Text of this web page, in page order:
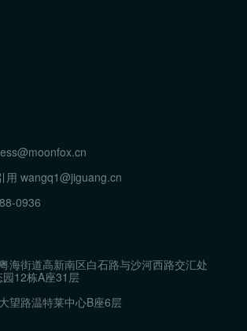
用 wangq1@jiguang.cn
0936
海街道高新南区白石路与沙河西路交汇处
12栋A座31层
望路温特莱中心B座6层